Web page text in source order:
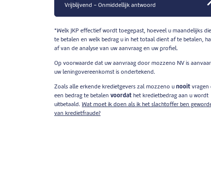
Vrijblijvend - Onmiddellijk antwoord
*Welk JKP effectief wordt toegepast, hoeveel u maandelijks
te betalen en welk bedrag u in het totaal dient af te betalen,
af van de analyse van uw aanvraag en uw profiel.
Op voorwaarde dat uw aanvraag door mozzeno NV is
uw leningovereenkomst is ondertekend.
Zoals alle erkende kredietgevers zal mozzeno u nooit vragen
een bedrag te betalen voordat het kredietbedrag aan u wordt
uitbetaald. Wat moet ik doen als ik het slachtoffer ben
van kredietfraude?